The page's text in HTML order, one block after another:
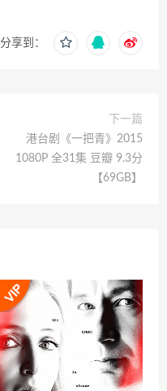
分享到：
下一篇
港台剧《一把青》2015
1080P 全31集 豆瓣 9.3分
【69GB】